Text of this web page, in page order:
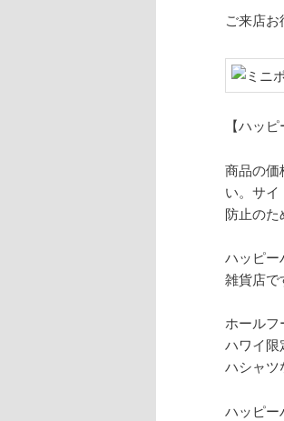
ご来店
【ハッ
商品の価
い。サ
防止のた
ハッピー
雑貨店で
ホールフ
ハワイ限
ハシャツ
ハッピー